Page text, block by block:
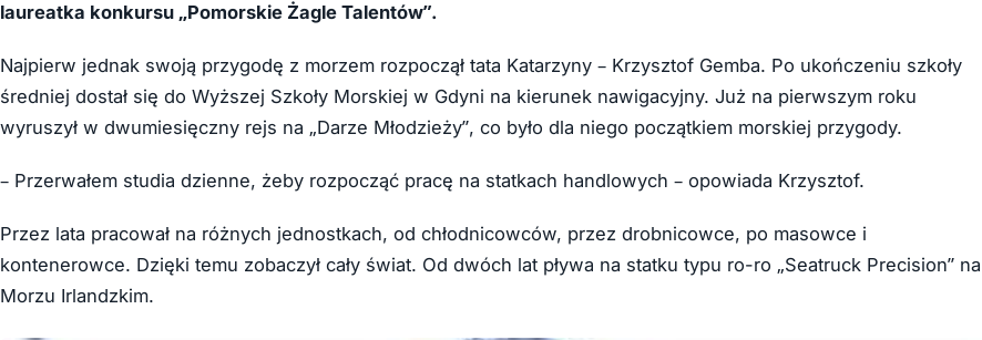
laureatka konkursu „Pomorskie Żagle Talentów”.
Najpierw jednak swoją przygodę z morzem rozpoczął tata Katarzyny – Krzysztof Gemba. Po ukończeniu szkoły
średniej dostał się do Wyższej Szkoły Morskiej w Gdyni na kierunek nawigacyjny. Już na pierwszym roku
wyruszył w dwumiesięczny rejs na „Darze Młodzieży”, co było dla niego początkiem morskiej przygody.
– Przerwałem studia dzienne, żeby rozpocząć pracę na statkach handlowych – opowiada Krzysztof.
Przez lata pracował na różnych jednostkach, od chłodnicowców, przez drobnicowce, po masowce i
kontenerowce. Dzięki temu zobaczył cały świat. Od dwóch lat pływa na statku typu ro-ro „Seatruck Precision” na
Morzu Irlandzkim.